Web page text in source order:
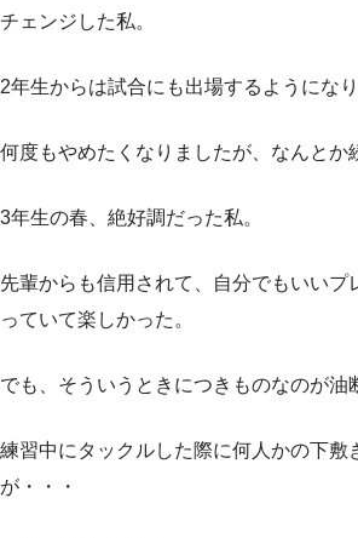
チェンジした私。
2年生からは試合にも出場するようになり
何度もやめたくなりましたが、なんとか
3年生の春、絶好調だった私。
先輩からも信用されて、自分でもいいプ
っていて楽しかった。
でも、そういうときにつきものなのが油
練習中にタックルした際に何人かの下敷
が・・・